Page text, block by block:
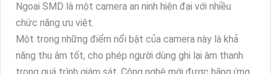
Ngoại SMD là một camera an ninh hiện đại với nhiều
chức năng ưu việt.
Một trong những điểm nổi bật của camera này là khả
năng thu âm tốt, cho phép người dùng ghi lại âm thanh